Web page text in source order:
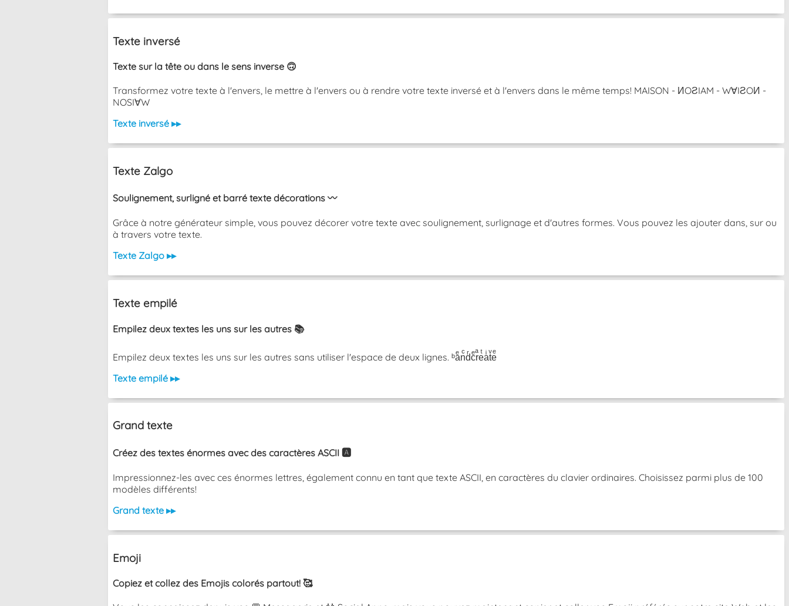
Texte inversé
Texte sur la tête ou dans le sens inverse 🙃
Transformez votre texte à l'envers, le mettre à l'envers ou à rendre votre texte inversé et à l'envers dans le même temps! MAISON - ИOƧIAM - W∀IƧOИ -
NOSI∀W
Texte inversé ▸▸
Texte Zalgo
Soulignement, surligné et barré texte décorations 〰️
Grâce à notre générateur simple, vous pouvez décorer votre texte avec soulignement, surlignage et d'autres formes. Vous pouvez les ajouter dans, sur ou
à travers votre texte.
Texte Zalgo ▸▸
Texte empilé
Empilez deux textes les uns sur les autres 📚
Empilez deux textes les uns sur les autres sans utiliser l'espace de deux lignes. ᵇaͤnͨdͬcͤrͣeͭaͥtͮeͤ
Texte empilé ▸▸
Grand texte
Créez des textes énormes avec des caractères ASCII 🅰️
Impressionnez-les avec ces énormes lettres, également connu en tant que texte ASCII, en caractères du clavier ordinaires. Choisissez parmi plus de 100
modèles différents!
Grand texte ▸▸
Emoji
Copiez et collez des Emojis colorés partout! 🥰